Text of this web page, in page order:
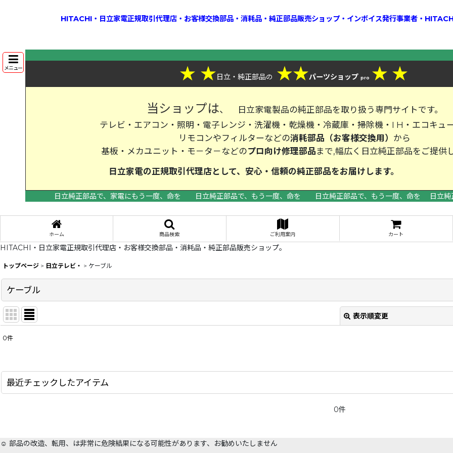
HITACHI・日立家電正規取引代理店・お客様交換部品・消耗品・純正部品販売ショップ・インボイス発行事業者・
メニュー ★ ★日立・純正部品の ★★パーツショップ pro ★ ★
当ショップは、
日立家電製品の純正部品を取り扱う専門サイトです。
テレビ・エアコン・照明・電子レンジ・洗濯機・乾燥機・冷蔵庫・掃除機・I H・エコキュ
リモコンやフィルターなどの消耗部品（お客様交換用） から
基板・メカユニット・モ－タ－などのプロ向け修理部品 まで,幅広く日立純正部品をご提供
日立家電の正規取引代理店として、安心・信頼の純正部品をお届
日立純正部品で、家電にもう一度、命を
日立純正部品で、もう一度、命を 日立純正部品で、もう一度、命を 日立純
ホーム 商品検索 ご利用案内 カート
HITACHI・日立家電正規取引代理店・お客様交換部品・消耗品・純正部品販売ショップ。
トップページ > 日立テレビ・ > ケーブル
ケーブル
表示順変更
0件
最近チェックしたアイテム
0件
☺️ 部品の改造、転用、は非常に危険結果になる可能性があります、お勧めいたしません